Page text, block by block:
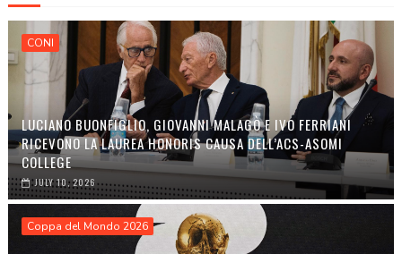
CONI
LUCIANO BUONFIGLIO, GIOVANNI MALAGÒ E IVO FERRIANI
RICEVONO LA LAUREA HONORIS CAUSA DELL’ACS-ASOMI
COLLEGE
JULY 10, 2026
Coppa del Mondo 2026